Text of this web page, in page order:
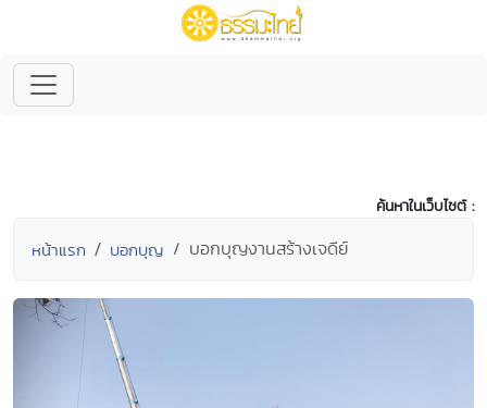
ค้นหาในเว็บไซต์ :
หน้าแรก บอกบุญ บอกบุญงานสร้างเจดีย์